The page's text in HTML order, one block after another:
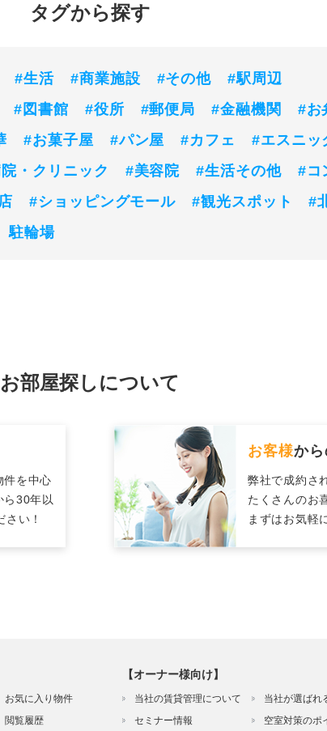
タグから探す
#生活 #商業施設 #その他
#駅周辺
#図書館 #役所 #郵便局 #金融機関
#お
#お菓子屋 #パン屋 #カフェ
#エスニッ
・クリニック #美容院 #生活その他 #コ
#ショッピングモール #観光スポット #
駐輪場
お部屋探しについて
件を中心
ら30年以
い！
お客様か
弊社で成約さ
たくさんのお
まずはお気軽
お気に入り物件
閲覧履歴
【オーナー様向け】
当社の賃貸管理について
セミナー情報
当社が選ばれ
空室対策のポ